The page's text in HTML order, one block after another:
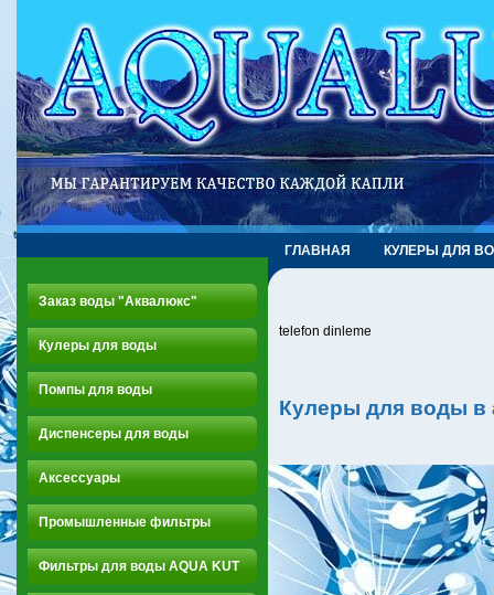
ГЛАВНАЯ КУЛЕРЫ ДЛЯ
Заказ воды "Аквалюкс"
Кулеры для воды
Помпы для воды
Диспенсеры для воды
Аксессуары
Промышленные фильтры
Фильтры для воды AQUA KUT
telefon dinleme
Кулеры для воды в